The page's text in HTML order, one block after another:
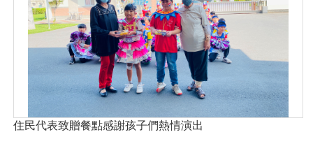
住民代表致贈餐點感謝孩子們熱情演出